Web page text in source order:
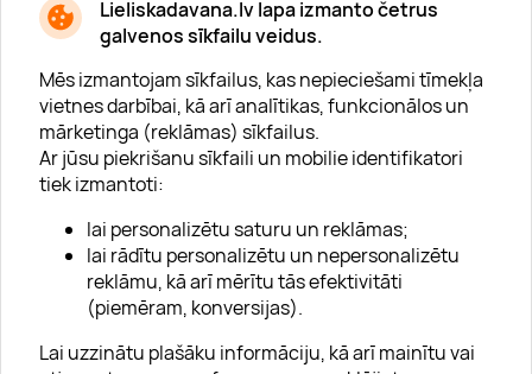
Lieliskadavana.lv lapa izmanto četrus
galvenos sīkfailu veidus.
Mēs izmantojam sīkfailus, kas nepieciešami tīmekļa
vietnes darbībai, kā arī analītikas, funkcionālos un
mārketinga (reklāmas) sīkfailus.
Ar jūsu piekrišanu sīkfaili un mobilie identifikatori
tiek izmantoti:
lai personalizētu saturu un reklāmas;
lai rādītu personalizētu un nepersonalizētu
reklāmu, kā arī mērītu tās efektivitāti
(piemēram, konversijas).
Lai uzzinātu plašāku informāciju, kā arī mainītu vai
Par "Lieliska dāvana"
Uzņēmumiem